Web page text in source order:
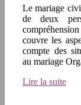
Le mariage
de deux
couvre les
compte des
au mariage
Lire la suite